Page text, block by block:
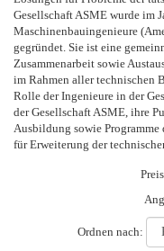
Gesellschaft ASME wurde im
Maschinenbauingenieure
gegründet. Sie ist eine
Zusammenarbeit sowie
im Rahmen aller technischen
Rolle der Ingenieure in der
der Gesellschaft ASME, ihre
Ausbildung sowie
für Erweiterung der
Ordnen nach: